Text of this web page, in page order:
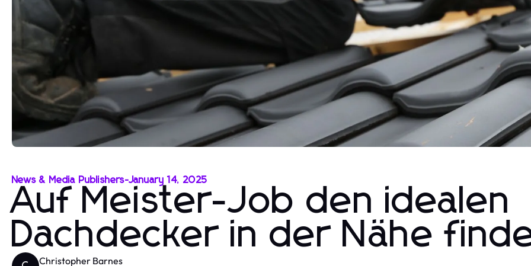
News & Media Publishers-January 14, 2025
Auf Meister-Job den idealen
Dachdecker in der Nähe
Christopher Barnes